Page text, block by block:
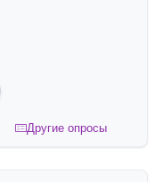
Другие опросы